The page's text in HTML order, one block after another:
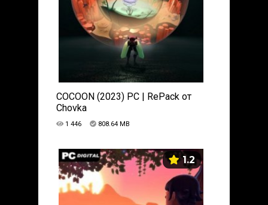
COCOON (2023) PC | RePack от
Chovka
1 446 808.64 MB
1.2